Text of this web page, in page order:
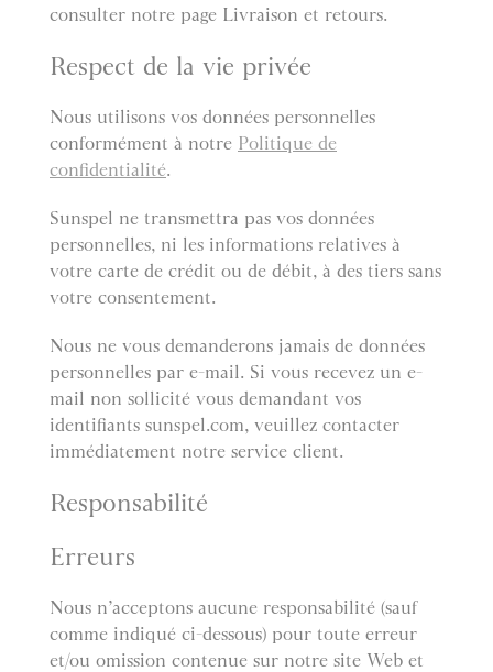
consulter notre page Livraison et retours.
Respect de la vie privée
Nous utilisons vos données personnelles
conformément à notre Politique de
confidentialité.
Sunspel ne transmettra pas vos données
personnelles, ni les informations relatives à
votre carte de crédit ou de débit, à des tiers sans
votre consentement.
Nous ne vous demanderons jamais de données
personnelles par e-mail. Si vous recevez un e-
mail non sollicité vous demandant vos
identifiants sunspel.com, veuillez contacter
immédiatement notre service client.
Responsabilité
Erreurs
Nous n’acceptons aucune responsabilité (sauf
comme indiqué ci-dessous) pour toute erreur
et/ou omission contenue sur notre site Web et